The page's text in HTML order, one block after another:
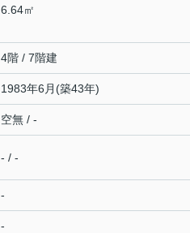
6.64㎡
4階 / 7階建
1983年6月(築43年)
空無 / -
- / -
-
-